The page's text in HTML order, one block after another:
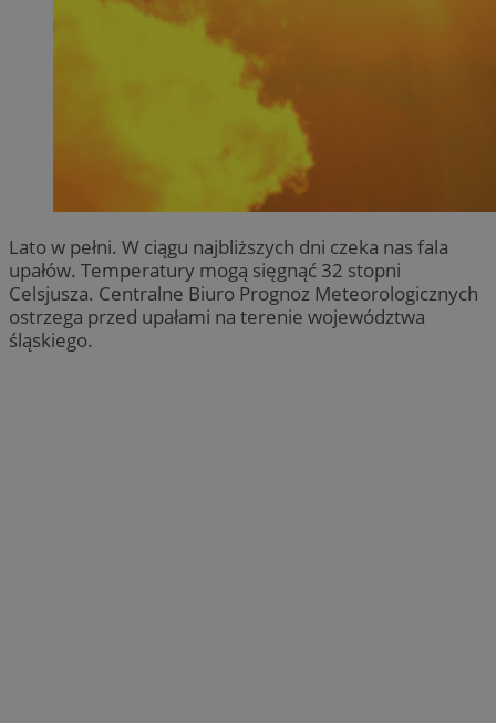
Lato w pełni. W ciągu najbliższych dni czeka nas fala
upałów. Temperatury mogą sięgnąć 32 stopni
Celsjusza. Centralne Biuro Prognoz Meteorologicznych
ostrzega przed upałami na terenie województwa
śląskiego.